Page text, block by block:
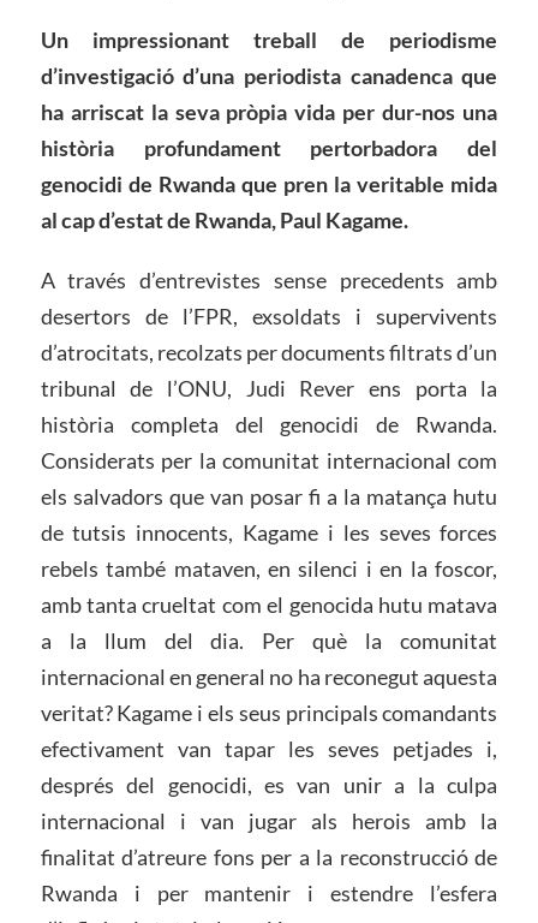
Un impressionant treball de periodisme
d’investigació d’una periodista canadenca que
ha arriscat la seva pròpia vida per dur-nos una
història profundament pertorbadora del
genocidi de Rwanda que pren la veritable mida
al cap d’estat de Rwanda, Paul Kagame.
A través d’entrevistes sense precedents amb
desertors de l’FPR, exsoldats i supervivents
d’atrocitats, recolzats per documents filtrats d’un
tribunal de l’ONU, Judi Rever ens porta la
història completa del genocidi de Rwanda.
Considerats per la comunitat internacional com
els salvadors que van posar fi a la matança hutu
de tutsis innocents, Kagame i les seves forces
rebels també mataven, en silenci i en la foscor,
amb tanta crueltat com el genocida hutu matava
a la llum del dia. Per què la comunitat
internacional en general no ha reconegut aquesta
veritat? Kagame i els seus principals comandants
efectivament van tapar les seves petjades i,
després del genocidi, es van unir a la culpa
internacional i van jugar als herois amb la
finalitat d’atreure fons per a la reconstrucció de
Rwanda i per mantenir i estendre l’esfera